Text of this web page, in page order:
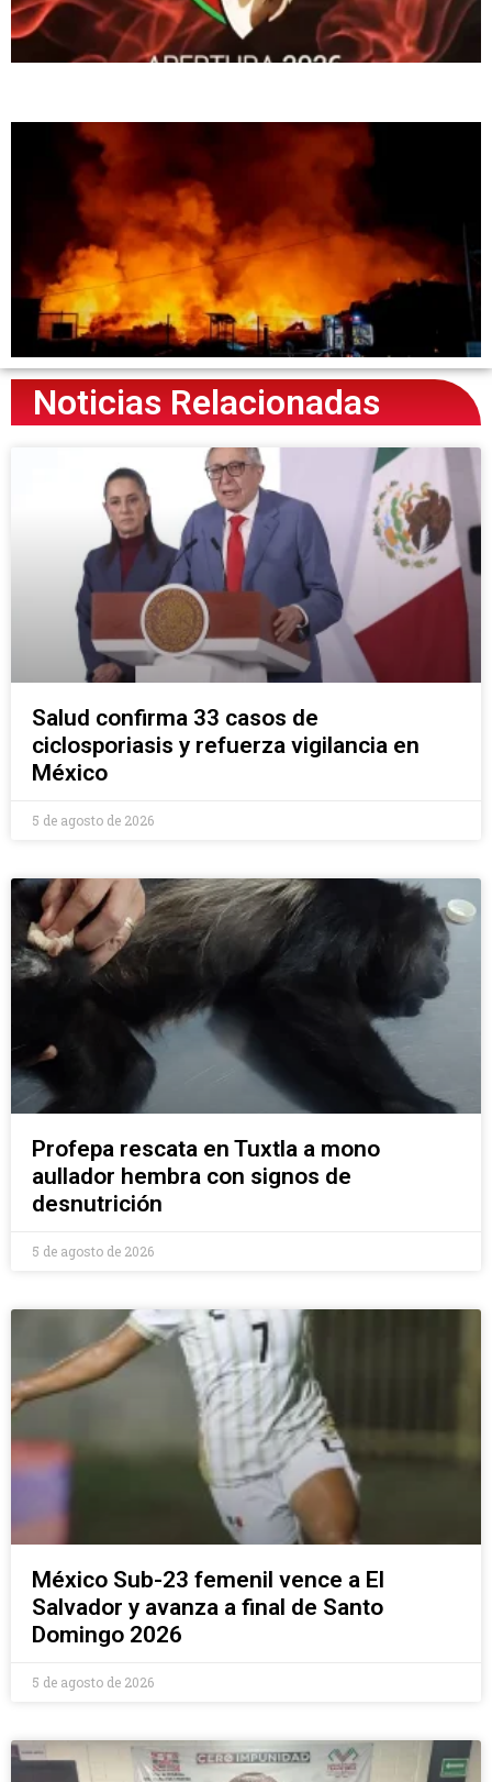
Noticias Relacionadas
Salud confirma 33 casos de
ciclosporiasis y refuerza vigilancia en
México
5 de agosto de 2026
Profepa rescata en Tuxtla a mono
aullador hembra con signos de
desnutrición
5 de agosto de 2026
México Sub-23 femenil vence a El
Salvador y avanza a final de Santo
Domingo 2026
5 de agosto de 2026